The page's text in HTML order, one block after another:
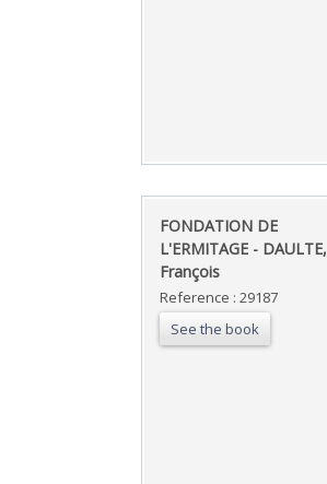
‎FONDATION DE
L'ERMITAGE - DAULTE,
François‎
Reference : 29187
See the book